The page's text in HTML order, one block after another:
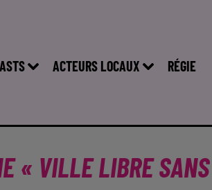
ACTEURS LOCAUX RÉGIE
« VILLE LIBRE SANS